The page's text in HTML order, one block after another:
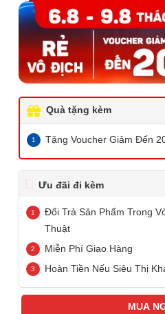
Quà tặng kèm
Tặng Voucher Giảm Đến
Ưu đãi đi kèm
Đổi Trả Sản Phẩm Trong
Thuật
Miễn Phí Giao Hàng
Hoàn Tiền Nếu Siêu Thị
MUA